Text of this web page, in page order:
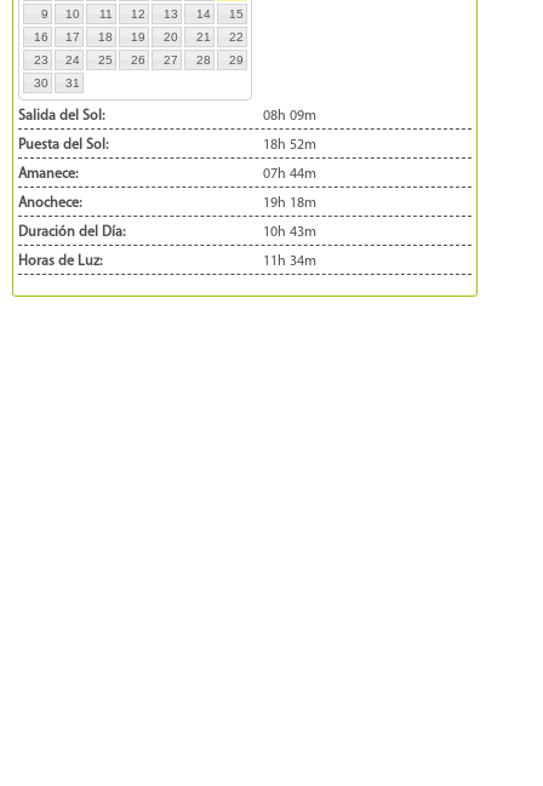
9
10 11 12 13 14
15
16
17 18 19 20 21
22
23
24 25 26 27 28
29
30
31
Salida del Sol:
08h 09m
Puesta del Sol:
18h 52m
Amanece:
07h 44m
Anochece:
19h 18m
Duración del Día:
10h 43m
Horas de Luz:
11h 34m